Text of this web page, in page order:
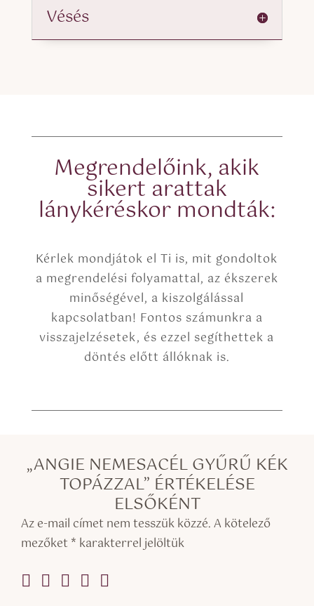
Vésés
Megrendelőink, akik
sikert arattak
lánykéréskor mondták:
Kérlek mondjátok el Ti is, mit gondoltok
a megrendelési folyamattal, az ékszerek
minőségével, a kiszolgálással
kapcsolatban! Fontos számunkra a
visszajelzésetek, és ezzel segíthettek a
döntés előtt állóknak is.
„ANGIE NEMESACÉL GYŰRŰ KÉK
TOPÁZZAL” ÉRTÉKELÉSE
ELSŐKÉNT
Az e-mail címet nem tesszük közzé.A kötelező
mezőket * karakterrel jelöltük